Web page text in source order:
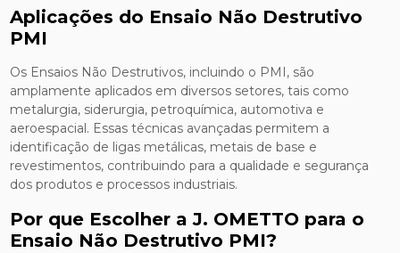
Aplicações do Ensaio Não Destrutivo
PMI
Os Ensaios Não Destrutivos, incluindo o PMI, são
amplamente aplicados em diversos setores, tais como
metalurgia, siderurgia, petroquímica, automotiva e
aeroespacial. Essas técnicas avançadas permitem a
identificação de ligas metálicas, metais de base e
revestimentos, contribuindo para a qualidade e segurança
dos produtos e processos industriais.
Por que Escolher a J. OMETTO para o
Ensaio Não Destrutivo PMI?